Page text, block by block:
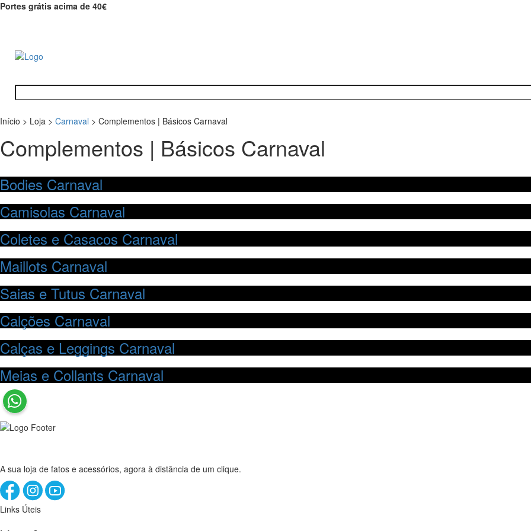
Portes grátis acima de 40€
Início > Loja > Carnaval > Complementos | Básicos Carnaval
Complementos | Básicos Carnaval
Bodies Carnaval
Camisolas Carnaval
Coletes e Casacos Carnaval
Maillots Carnaval
Saias e Tutus Carnaval
Calções Carnaval
Calças e Leggings Carnaval
Meias e Collants Carnaval
A sua loja de fatos e acessórios, agora à distância de um clique.
Links Úteis